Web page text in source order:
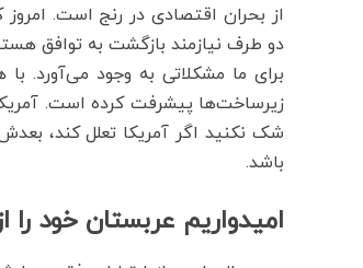
از بحران اقتصادی در رنج است.
دو طرف نیازمند بازگشت به توافق
برای ما مشکلاتی به وجود می‌آورد.
زیرساخت‌ها پیشرفت کرده است.
شک نکنید اگر آمریکا تعلل کند،
باشد.
امیدواریم عربستان خود را